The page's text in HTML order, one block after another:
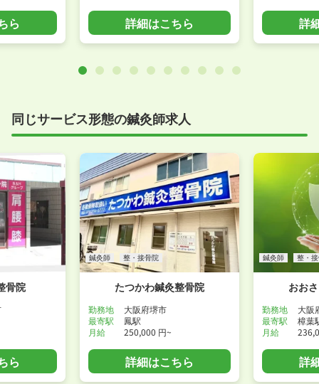
ら 詳細はこちら 詳
同じサービス形態の鍼灸師求人
骨院
ら
鍼灸師 整・接骨院
たつかわ鍼灸整骨院
勤務地
大阪府堺市
最寄駅
鳳駅
月給
250,000 円~
詳細はこちら
鍼灸師 整・
おお
勤務地
大阪
最寄駅
樟葉
月給
詳